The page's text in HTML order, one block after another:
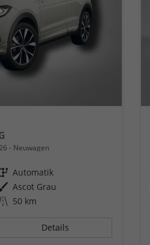
Neuwagen
Getriebe Automatik
Außenfarbe Ascot Grau
Kilometerstand 50 km
Details